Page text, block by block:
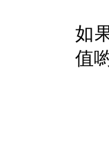
如
值